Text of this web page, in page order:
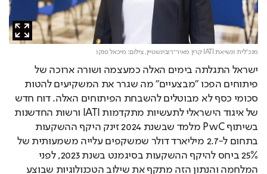
מנכ"לית ונשיאת IATI קרין מאיר־רובינשטיין, צילום: מיכאל פנקו
ישראל התגלתה בימים האלה כמעצמה ושורה ארוכה של